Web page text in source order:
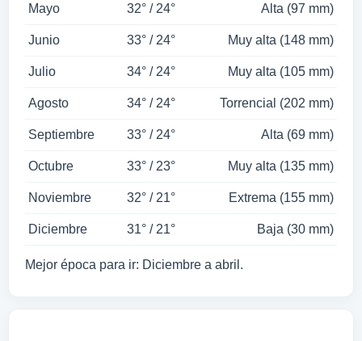
Mayo 32° / 24° Alta (97 mm)
Junio 33° / 24° Muy alta (148 mm)
Julio 34° / 24° Muy alta (105 mm)
Agosto 34° / 24° Torrencial (202 mm)
Septiembre 33° / 24° Alta (69 mm)
Octubre 33° / 23° Muy alta (135 mm)
Noviembre 32° / 21° Extrema (155 mm)
Diciembre 31° / 21° Baja (30 mm)
Mejor época para ir: Diciembre a abril.